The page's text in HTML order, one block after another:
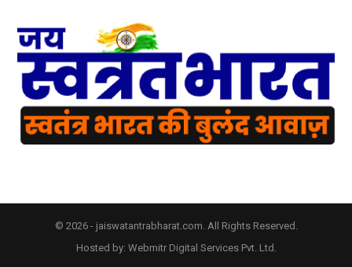
© 2026 - jaiswatantrabharat.com. All Rights Reserved.
Hosted by: Webmitr Digital Services Pvt. Ltd.